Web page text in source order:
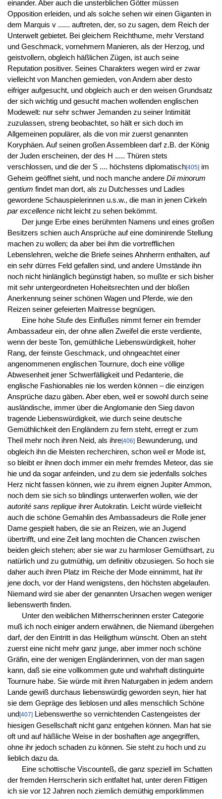
einander. Aber auch die unsterblichen Götter müssen
Opposition erleiden, und als solche sehen wir einen Giganten in
dem Marquis v ...... auftreten, der, so zu sagen, dem Reich der
Unterwelt gebietet. Bei gleichem Reichthume, mehr Verstand
und Geschmack, vornehmern Manieren, als der Herzog, und
geistvollern, obgleich häßlichen Zügen, ist auch seine
Reputation positiver. Seines Charakters wegen wird er zwar
vielleicht von Manchen gemieden, von Andern aber desto
eifriger aufgesucht, und obgleich auch er den weisen Grundsatz
der sich wichtig und gesucht machen wollenden englischen
Modewelt: nur sehr schwer Jemanden zu seiner Intimität
zuzulassen, streng beobachtet, so hält er sich doch im
Allgemeinen populärer, als die von mir zuerst genannten
Koryphäen. Auf seinen großen Assembleen darf z.B. der König
der Juden erscheinen, der des H ..... Thüren stets
verschlossen, und die der S .... höchstens diplomatisch[405]im
Geheim geöffnet sieht, und noch manche andere Dii minorum
gentium findet man dort, als zu Dutchesses und Ladies
gewordene Schauspielerinnen u.s.w., die man in jenen Cirkeln
par excellencenicht leicht zu sehen bekömmt.
Der junge Erbe eines berühmten Namens und eines großen
Besitzers schien auch Ansprüche auf eine dominirende Stellung
machen zu wollen; da aber bei ihm die vortrefflichen
Lebenslehren, welche die Briefe seines Ahnherrn enthalten, auf
ein sehr dürres Feld gefallen sind, und andere Umstände ihn
noch nicht hinlänglich begünstigt haben, so mußte er sich bisher
mit sehr untergeordneten Hoheitsrechten und der bloßen
Anerkennung seiner schönen Wagen und Pferde, wie den
Reizen seiner gefeierten Maitresse begnügen.
Eine hohe Stufe des Einflußes nimmt ferner ein fremder
Ambassadeur ein, der ohne allen Zweifel die erste verdiente,
wenn der beste Ton, gemüthliche Liebenswürdigkeit, hoher
Rang, der feinste Geschmack, und ohngeachtet einer
angenommenen englischen Tournure, doch eine völlige
Abwesenheit jener Schwerfälligkeit und Pedanterie, die
englische Fashionables nie los werden können – die einzigen
Ansprüche dazu gäben. Aber eben, weil er sowohl durch seine
ausländische, immer über die Anglomanie den Sieg davon
tragende Liebenswürdigkeit, wie durch seine deutsche
Gemüthlichkeit den Engländern zu fern steht, erregt er zum
Theil mehr noch ihren Neid, als ihre[406]Bewunderung, und
obgleich ihn die Meisten recherchiren, schon weil er Mode ist,
so bleibt er ihnen doch immer ein mehr fremdes Meteor, das sie
hie und da sogar anfeinden, und zu dem sie jedenfalls solches
Herz nicht fassen können, wie zu ihrem eignen Jupiter Ammon,
noch dem sie sich so blindlings unterwerfen wollen, wie der
autorité sans repliqueihrer Autokratin. Leicht würde vielleicht
auch die schöne Gemahlin des Ambassadeurs die Rolle jener
Dame gespielt haben, die sie an Reizen, wie an Jugend
übertrifft, und eine Zeit lang mochten die Chancen zwischen
beiden gleich stehen; aber sie war zu harmloser Gemüthsart, zu
natürlich und zu gutmüthig, um definitiv obzusiegen. So hoch sie
daher auch ihren Platz im Reiche der Mode einnimmt, hat ihr
jene doch, vor der Hand wenigstens, den höchsten abgelaufen.
Niemand wird sie aber der genannten Ursachen wegen weniger
liebenswerth finden.
Unter den weiblichen Mitherrscherinnen erster Categorie
muß ich noch einiger andern erwähnen, die Niemand übergehen
darf, der den Eintritt in das Heiligthum wünscht. Oben an steht
zuerst eine nicht mehr ganz junge, aber immer noch schöne
Gräfin, eine der wenigen Engländerinnen, von der man sagen
kann, daß sie eine vollkommen gute und wahrhaft distinguirte
Tournure habe. Sie würde mit ihren Naturgaben in jedem andern
Lande gewiß durchaus liebenswürdig geworden seyn, hier hat
sie dem Gepräge des lieblosen und alles menschlich Schöne
und [407]Liebenswerthe so vernichtenden Castengeistes der
hiesigen Gesellschaft nicht ganz entgehen können. Man hat sie
oft und auf häßliche Weise in der boshaften ageangegriffen,
ohne ihr jedoch schaden zu können. Sie steht zu hoch und zu
lieblich dazu da.
Eine schottische Viscounteß, die ganz speziell im Schatten
der fremden Herrscherin sich entfaltet hat, unter deren Fittigen
ich sie vor 12 Jahren noch ziemlich demüthig emporklimmen